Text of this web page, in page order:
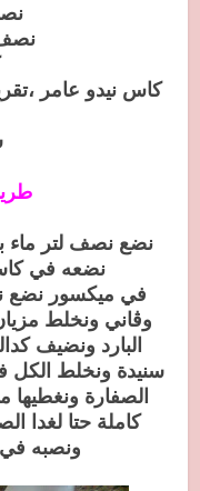
كاس نيدو عامر ،تقريبا
نضع نصف لتر ماء
نضعه في
في ميكسور نضع
وڤاني ونخلط
البارد ونضيف
سنيدة ونخلط الكل
الصفارة ونغطيها
كاملة حتا لغدا
ونصبه في